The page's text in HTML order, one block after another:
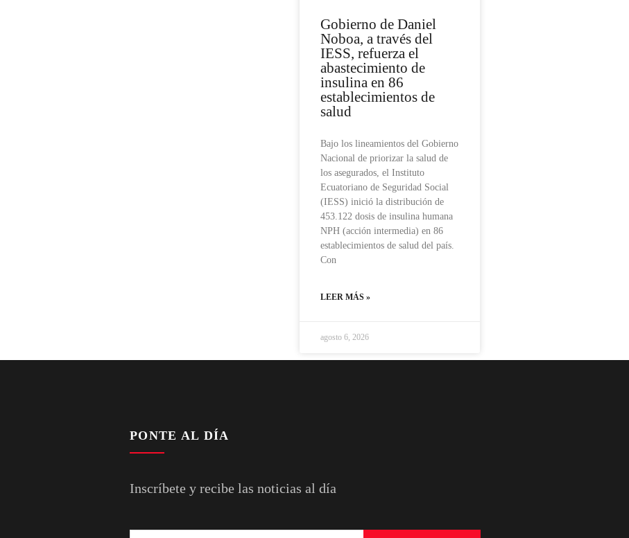
Gobierno de Daniel
Noboa, a través del
IESS, refuerza el
abastecimiento de
insulina en 86
establecimientos de
salud
Bajo los lineamientos del Gobierno
Nacional de priorizar la salud de
los asegurados, el Instituto
Ecuatoriano de Seguridad Social
(IESS) inició la distribución de
453.122 dosis de insulina humana
NPH (acción intermedia) en 86
establecimientos de salud del país.
Con
LEER MÁS »
agosto 6, 2026
PONTE AL DÍA
Inscríbete y recibe las noticias al día